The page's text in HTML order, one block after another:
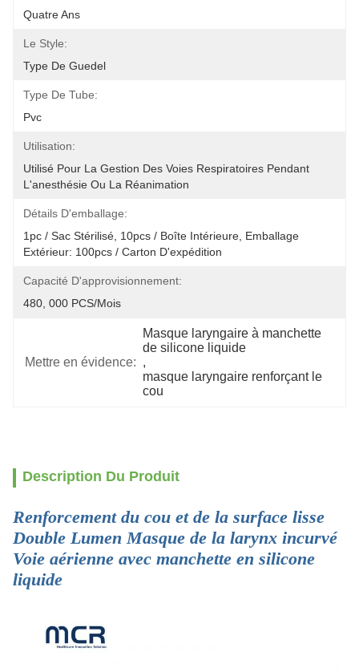
Quatre Ans
Le Style:
Type De Guedel
Type De Tube:
Pvc
Utilisation:
Utilisé Pour La Gestion Des Voies Respiratoires Pendant
L'anesthésie Ou La Réanimation
Détails D'emballage:
1pc / Sac Stérilisé, 10pcs / Boîte Intérieure, Emballage
Extérieur: 100pcs / Carton D'expédition
Capacité D'approvisionnement:
480, 000 PCS/mois
Mettre en évidence:
Masque laryngaire à manchette
de silicone liquide
,
masque laryngaire renforçant le
cou
Description Du Produit
Renforcement du cou et de la surface lisse
Double Lumen Masque de la larynx incurvé
Voie aérienne avec manchette en silicone
liquide